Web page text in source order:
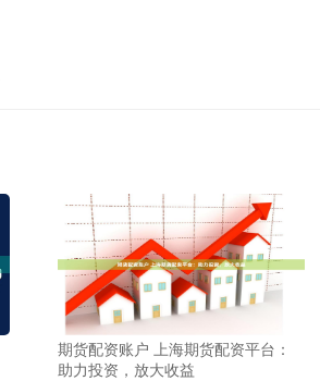
期货配资账户 上海期货配资平台：
助力投资，放大收益